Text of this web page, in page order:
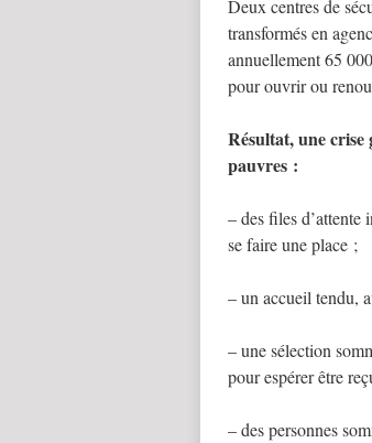
Deux centres de
transformés en
annuellement 65
pour ouvrir ou
Résultat, une crise
pauvres :
– des files
se faire une place ;
– un accueil tendu,
– une sélection
pour espérer être
– des personnes